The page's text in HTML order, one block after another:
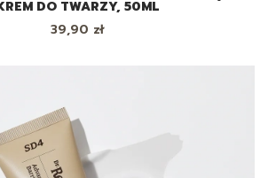
DO TWARZY, 50ML
Cena
39,90 zł